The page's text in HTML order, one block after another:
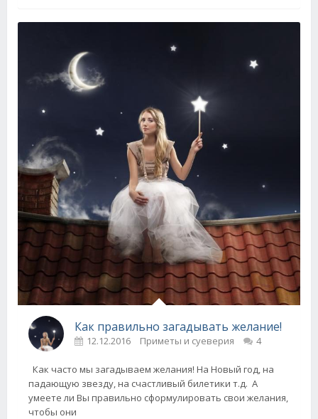
Как правильно загадывать желание!
12.12.2016 Приметы и суеверия 4
Как часто мы загадываем желания! На Новый год, на
падающую звезду, на счастливый билетики т.д. А
умеете ли Вы правильно сформулировать свои желания,
чтобы они